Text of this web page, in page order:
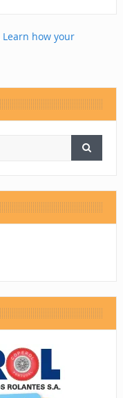
Learn how your